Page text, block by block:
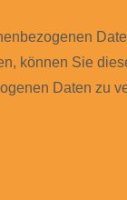
können Sie
Daten zu